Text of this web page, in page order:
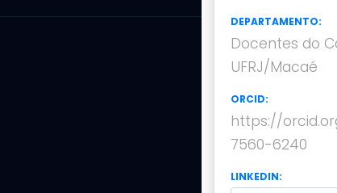
DEPARTAMENTO:
Docentes do
UFRJ/Macaé
ORCID:
https://
7560-6240
LINKEDIN: